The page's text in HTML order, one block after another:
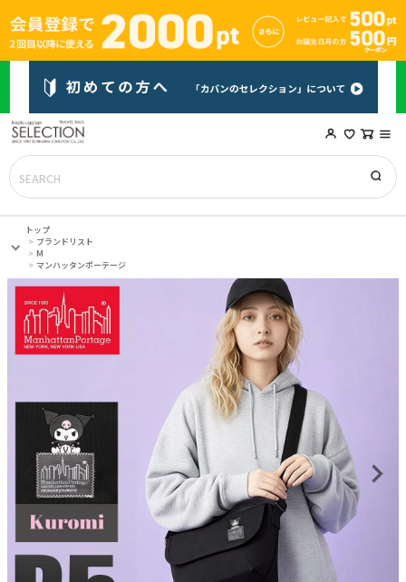
トップ
ブランドリスト
M
マンハッタンポーテージ